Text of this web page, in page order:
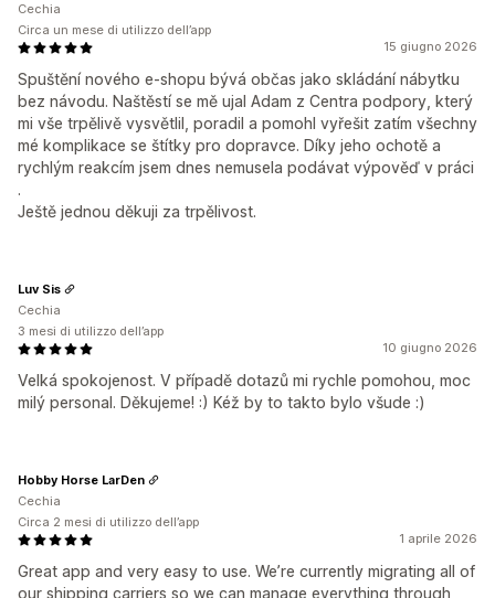
15 giugno 2026
Spuštění nového e-shopu bývá občas jako skládání nábytku
bez návodu. Naštěstí se mě ujal Adam z Centra podpory, který
mi vše trpělivě vysvětlil, poradil a pomohl vyřešit zatím všechny
mé komplikace se štítky pro dopravce. Díky jeho ochotě a
rychlým reakcím jsem dnes nemusela podávat výpověď v práci
.
Ještě jednou děkuji za trpělivost.
Cechia
Circa un mese di utilizzo dell’app
10 giugno 2026
Velká spokojenost. V případě dotazů mi rychle pomohou, moc
milý personal. Děkujeme! :) Kéž by to takto bylo všude :)
Luv Sis
Cechia
3 mesi di utilizzo dell’app
1 aprile 2026
Great app and very easy to use. We’re currently migrating all of
our shipping carriers so we can manage everything through
Hobby Horse LarDen
Cechia
Circa 2 mesi di utilizzo dell’app